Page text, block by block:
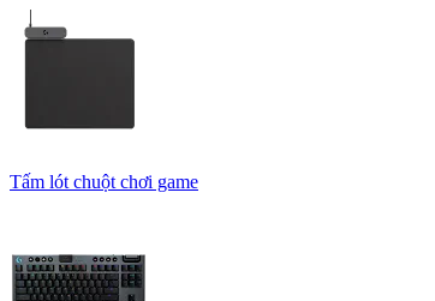
Tấm lót chuột chơi game